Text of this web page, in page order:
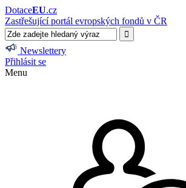
DotaceEU.cz
Zastřešující portál evropských fondů v ČR
Newslettery
Přihlásit se
Menu